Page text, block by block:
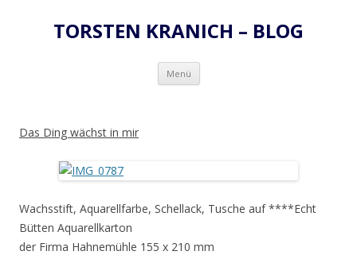
TORSTEN KRANICH – BLOG
Menü Zum
springen
Das Ding wächst in mir
Wachsstift, Aquarellfarbe, Schellack, Tusche auf ****Echt
Bütten Aquarellkarton
der Firma Hahnemühle 155 x 210 mm